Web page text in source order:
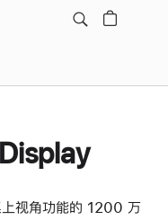
视角功能的 1200 万